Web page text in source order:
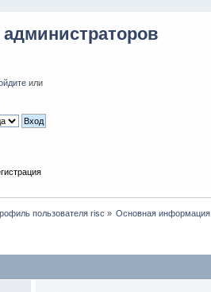
или
пользователя risc » Основная информация